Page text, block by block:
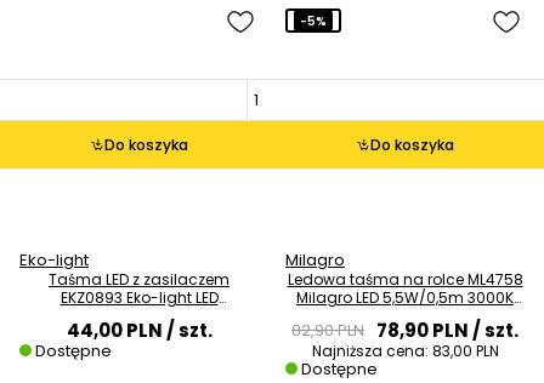
Do koszyka
Eko-light
Taśma LED z zasilaczem
EKZ0893 Eko-light LED
2,6W/0,5m 4000K 3m czarna
44,00 PLN/ szt.
Dostępne
Do koszyka
-5%
Milagro
Ledowa taśma na rolce ML4758
Milagro LED 5,5W/0,5m 3000K
82,90 PLN 78,90 PLN/ szt.
Najniższa cena: 83,00 PLN
Dostępne